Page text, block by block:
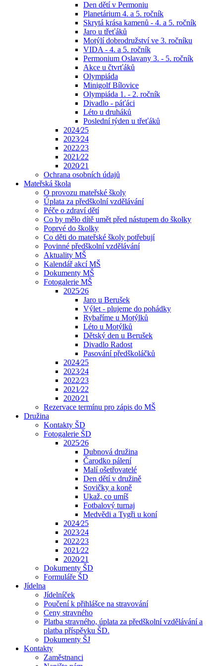
Den dětí v Permoniu
Planetárium 4. a 5. ročník
Skrytá krása kamenů - 4. a 5. ročník
Jaro u třeťáků
Motýlí dobrodružství ve 3. ročníku
VIDA - 4. a 5. ročník
Permonium Oslavany 3. - 5. ročník
Akce u čtvrťáků
Olympiáda
Minigolf Bílovice
Olympiáda 1. - 2. ročník
Divadlo - páťáci
Léto u druháků
Poslední týden u třeťáků
2024⁄25
2023⁄24
2022⁄23
2021⁄22
2020⁄21
Ochrana osobních údajů
Mateřská škola
O provozu mateřské školy
Úplata za předškolní vzdělávání
Péče o zdraví dětí
Co by mělo dítě umět před nástupem do školky
Poprvé do školky
Co děti do mateřské školy potřebují
Povinné předškolní vzdělávání
Aktuality MŠ
Kalendář akcí MŠ
Dokumenty MŠ
Fotogalerie MŠ
2025⁄26
Jaro u Berušek
Výlet - plujeme do pohádky
Rybaříme u Motýlků
Léto u Motýlků
Dětský den u Berušek
Divadlo Radost
Pasování předškoláčků
2024⁄25
2023⁄24
2022⁄23
2021⁄22
2020⁄21
Rezervace termínu pro zápis do MŠ
Družina
Kontakty ŠD
Fotogalerie ŠD
2025⁄26
Dubnová družina
Čarodko pálení
Malí ošetřovatelé
Den dětí v družině
Sovičky a koně
Ukaž, co umíš
Fotbalový turnaj
Medvědi a Tygři u koní
2024⁄25
2023⁄24
2022⁄23
2021⁄22
2020⁄21
Dokumenty ŠD
Formuláře ŠD
Jídelna
Jídelníček
Poučení k přihlášce na stravování
Ceny stravného
Platba stravného, úplata za předškolní vzdělávání a
platba příspěvku ŠD.
Dokumenty ŠJ
Kontakty
Zaměstnanci